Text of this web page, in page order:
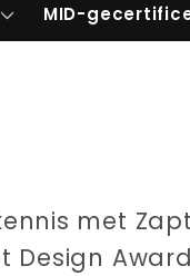
MID-
met
Design